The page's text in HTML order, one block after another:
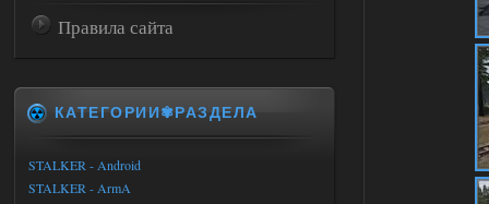
Правила сайта
КАТЕГОРИИ✾РАЗДЕЛА
STALKER - Android
STALKER - ArmA